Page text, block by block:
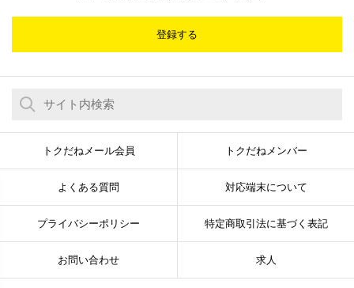
登録する
トクだねメール会員 トクだねメンバー
よくある質問 対応端末について
プライバシーポリシー 特定商取引法に基づく表記
お問い合わせ 求人